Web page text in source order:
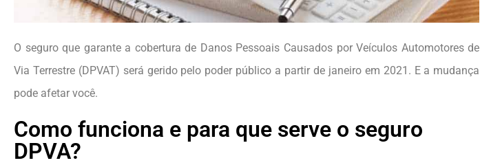
O seguro que garante a cobertura de Danos Pessoais Causados por Veículos Automotores de
Via Terrestre (DPVAT) será gerido pelo poder público a partir de janeiro em 2021. E a mudança
pode afetar você.
Como funciona e para que serve o seguro
DPVA?